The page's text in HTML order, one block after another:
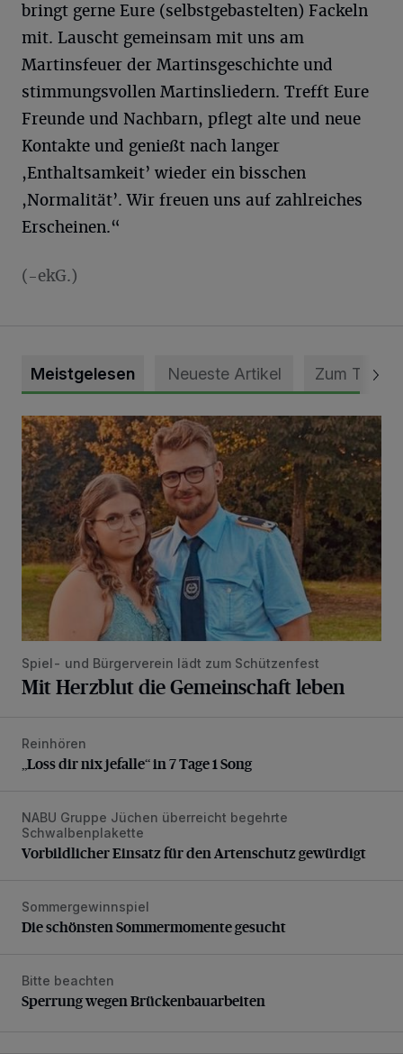
bringt gerne Eure (selbstgebastelten) Fackeln
mit. Lauscht gemeinsam mit uns am
Martinsfeuer der Martinsgeschichte und
stimmungsvollen Martinsliedern. Trefft Eure
Freunde und Nachbarn, pflegt alte und neue
Kontakte und genießt nach langer
,Enthaltsamkeit’ wieder ein bisschen
,Normalität’. Wir freuen uns auf zahlreiches
Erscheinen.“
(-ekG.)
Meistgelesen Neueste Artikel Zum Thema
Mit Herzblut die Gemeinschaft leben
Spiel- und Bürgerverein lädt zum Schützenfest
Mit Herzblut die Gemeinschaft leben
„Loss dir nix jefalle“ in 7 Tage 1 Song
Reinhören
„Loss dir nix jefalle“ in 7 Tage 1 Song
Vorbildlicher Einsatz für den Artenschutz gewürdigt
NABU Gruppe Jüchen überreicht begehrte
Schwalbenplakette
Vorbildlicher Einsatz für den Artenschutz gewürdigt
Die schönsten Sommermomente gesucht
Sommergewinnspiel
Die schönsten Sommermomente gesucht
Sperrung wegen Brückenbauarbeiten
Bitte beachten
Sperrung wegen Brückenbauarbeiten